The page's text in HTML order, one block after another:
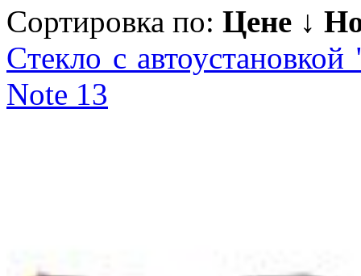
Сортировка по: Цене ↓
Cтекло с
Note 13